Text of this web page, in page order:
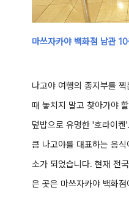
마쓰자카야 백화점 남관
나고야 여행의 종지부를
때 놓치지 말고 찾아가야
덮밥으로 유명한 '호라이
큼 나고야를 대표하는 음
소가 되었습니다. 현재 전
은 곳은 마쓰자카야 백화